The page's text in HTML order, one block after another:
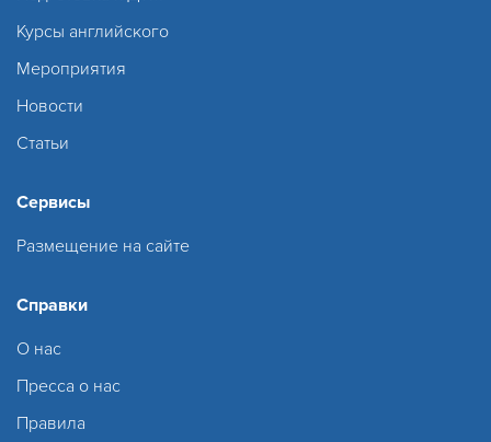
Курсы английского
Мероприятия
Новости
Статьи
Сервисы
Размещение на сайте
Справки
О нас
Пресса о нас
Правила